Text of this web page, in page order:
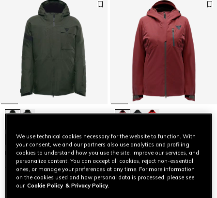
ULTIME TAGLIE
M002 D-DRY® GIACCA SCI UOMO
€ 449€ 179,60 -60%
ESSENTIAL SLOPE GIACCA SCI
DONNA
€ 479,95€ 239,97 -50%
We use technical cookies necessary for the website to function. With
your consent, we and our partners also use analytics and profiling
cookies to understand how you use the site, improve our services, and
personalize content. You can accept all cookies, reject non-essential
ones, or manage your preferences at any time. For more information
on the cookies used and how personal data is processed, please see
our Cookie Policy & Privacy Policy.